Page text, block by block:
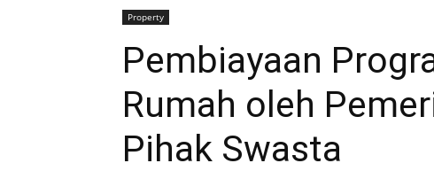
Property
Pembiayaan
Rumah oleh
Pihak Swasta